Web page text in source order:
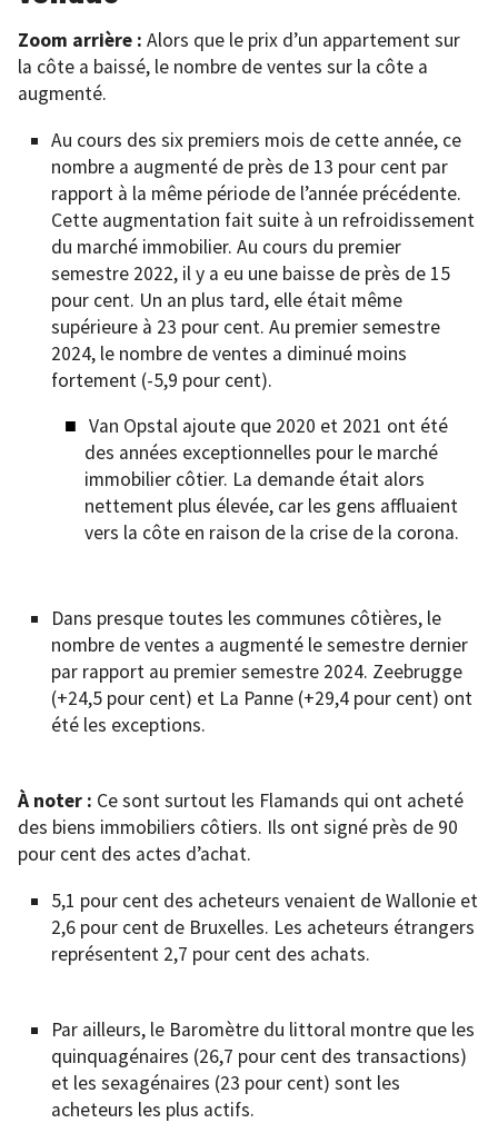
Zoom arrière : Alors que le prix d’un appartement sur
la côte a baissé, le nombre de ventes sur la côte a
augmenté.
Au cours des six premiers mois de cette année, ce
nombre a augmenté de près de 13 pour cent par
rapport à la même période de l’année précédente.
Cette augmentation fait suite à un refroidissement
du marché immobilier. Au cours du premier
semestre 2022, il y a eu une baisse de près de 15
pour cent. Un an plus tard, elle était même
supérieure à 23 pour cent. Au premier semestre
2024, le nombre de ventes a diminué moins
fortement (-5,9 pour cent).
Van Opstal ajoute que 2020 et 2021 ont été
des années exceptionnelles pour le marché
immobilier côtier. La demande était alors
nettement plus élevée, car les gens affluaient
vers la côte en raison de la crise de la corona.
Dans presque toutes les communes côtières, le
nombre de ventes a augmenté le semestre dernier
par rapport au premier semestre 2024. Zeebrugge
(+24,5 pour cent) et La Panne (+29,4 pour cent) ont
été les exceptions.
À noter : Ce sont surtout les Flamands qui ont acheté
des biens immobiliers côtiers. Ils ont signé près de 90
pour cent des actes d’achat.
5,1 pour cent des acheteurs venaient de Wallonie et
2,6 pour cent de Bruxelles. Les acheteurs étrangers
représentent 2,7 pour cent des achats.
Par ailleurs, le Baromètre du littoral montre que les
quinquagénaires (26,7 pour cent des transactions)
et les sexagénaires (23 pour cent) sont les
acheteurs les plus actifs.